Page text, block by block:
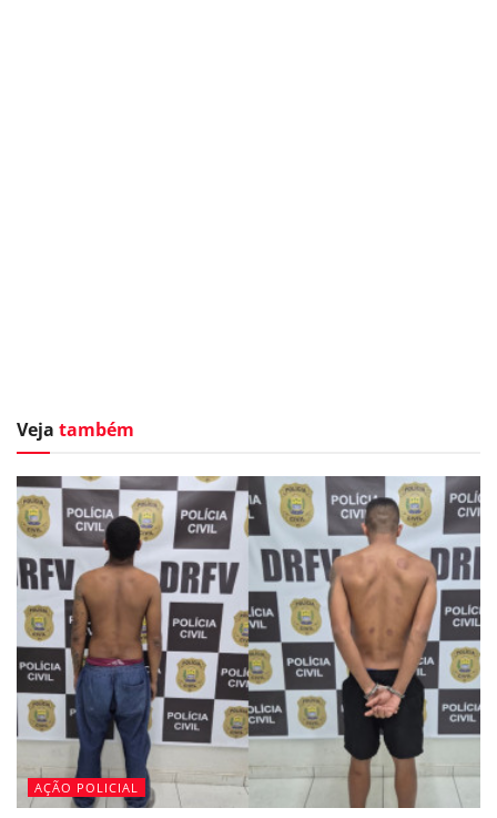
Veja também
AÇÃO POLICIAL